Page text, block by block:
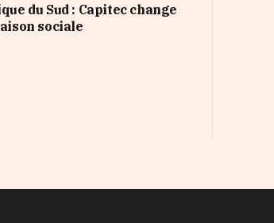
du Sud : Capitec change
sociale